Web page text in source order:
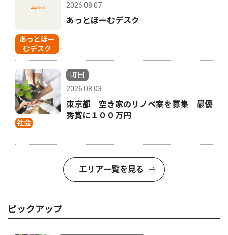
あっとほー
むデスク
2026.08.07
あっとほーむデスク
社会
町田
2026.08.03
東京都 空き家のリノベ案を募集 最優
秀賞に１００万円
エリア一覧を見る
ピックアップ